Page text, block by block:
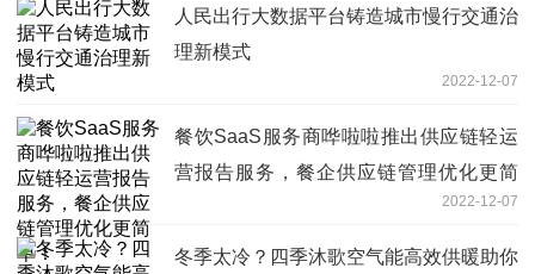
人民出行大数据平台铸造城市慢行交通治
理新模式
2022-12-07
餐饮SaaS服务商哗啦啦推出供应链轻运
营报告服务，餐企供应链管理优化更简
2022-12-07
冬季太冷？四季沐歌空气能高效供暖助你